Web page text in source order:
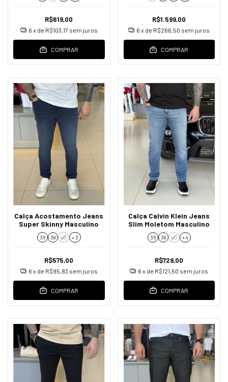
R$619,00
6 x de R$103,17 sem juros
COMPRAR
R$1.599,00
6 x de R$266,50 sem juros
COMPRAR
Calça Acostamento Jeans
Super Skinny Masculino
36 38 40 + 3
R$575,00
6 x de R$95,83 sem juros
COMPRAR
Calça Calvin Klein Jeans
Slim Moletom Masculino
36 38 40 + 4
R$729,00
6 x de R$121,50 sem juros
COMPRAR